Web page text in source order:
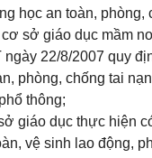
học an toàn, phòng,
sở giáo dục mầm
22/8/2007 quy
phòng, chống tai
thông;
giáo dục thực hiện
vệ sinh lao động,